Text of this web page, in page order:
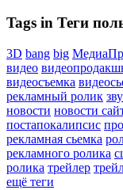
Tags in Теги
3D bang big
видео
видеосъемка
рекламный ролик
новости новости
постапокалипсис
рекламная сьемка
рекламного ролика
ролика трейлер
ещё теги